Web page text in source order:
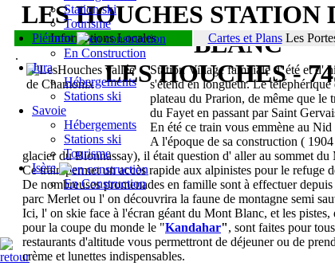
LES HOUCHES STATION
BLANC
LES HOUCHES -
Informations Locales Cartes et PlansLes
.
Station Village familiale d' été et d'
s'étend en longueur. Le
plateau du Prarion, de même que
du Fayet en passant par Saint
En été ce train vous emmène au
A l'époque de sa construction (
glacier du Bionnassay), il était question d' aller au sommet
Ce train permet un accès rapide aux alpinistes pour le refuge
De nombreuses promenades en famille sont à effectuer
parc Merlet ou l' on découvrira la faune de montagne semi
Ici, l' on skie face à l'écran géant du Mont Blanc, et les
pour la coupe du monde le "Kandahar", sont faites pour
restaurants d'altitude vous permettront de déjeuner ou de
crème et lunettes indispensables.
Station ski
Tourisme
Piémont
En Construction
Jura
Hébergements
Stations ski
Savoie
Hébergements
Stations ski
Tourisme
Isère
En Construction